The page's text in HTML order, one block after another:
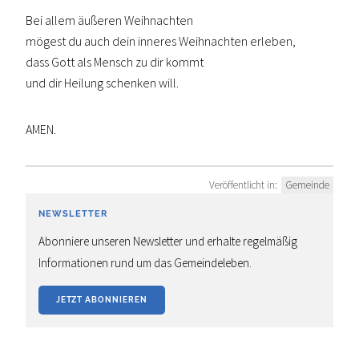
Bei allem äußeren Weihnachten
mögest du auch dein inneres Weihnachten erleben,
dass Gott als Mensch zu dir kommt
und dir Heilung schenken will.
AMEN.
Veröffentlicht in: Gemeinde
NEWSLETTER
Abonniere unseren Newsletter und erhalte regelmäßig
Informationen rund um das Gemeindeleben.
JETZT ABONNIEREN